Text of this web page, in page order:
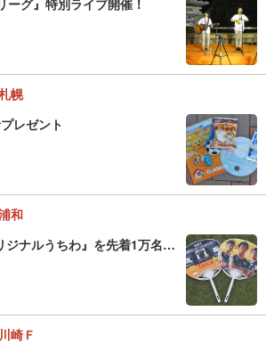
ーグ』特別ライブ開催！
幌
レゼント
和
ジナルうちわ』を先着1万名…
崎Ｆ